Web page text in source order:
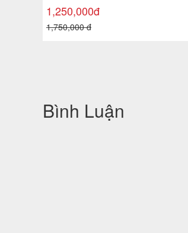
1,250,000đ
1,750,000 đ
Bình Luận